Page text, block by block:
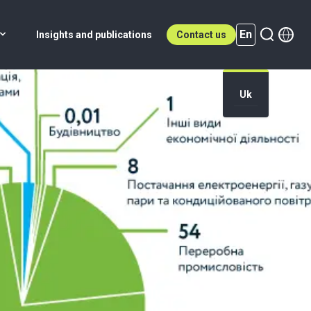
Insights and publications Contact us En
Uk
En (active)